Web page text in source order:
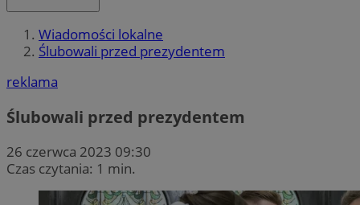
Wiadomości lokalne
Ślubowali przed prezydentem
reklama
Ślubowali przed prezydentem
26 czerwca 2023 09:30
Czas czytania: 1 min.